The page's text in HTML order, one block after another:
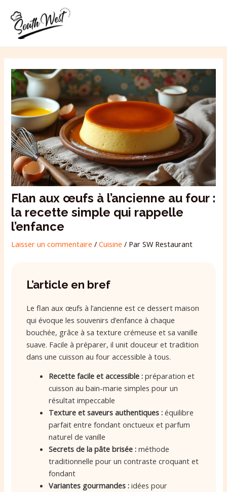
contenu
Flan aux œufs à l’ancienne au four :
la recette simple qui rappelle
l’enfance
Laisser un commentaire /Cuisine / ParSW Restaurant
L’article en bref
Le flan aux œufs à l’ancienne est ce dessert maison
qui évoque les souvenirs d’enfance à chaque
bouchée, grâce à sa texture crémeuse et sa vanille
suave. Facile à préparer, il unit douceur et tradition
dans une cuisson au four accessible à tous.
Recette facile et accessible : préparation et
cuisson au bain-marie simples pour un
résultat impeccable
Texture et saveurs authentiques : équilibre
parfait entre fondant onctueux et parfum
naturel de vanille
Secrets de la pâte brisée : méthode
traditionnelle pour un contraste croquant et
fondant
Variantes gourmandes : idées pour